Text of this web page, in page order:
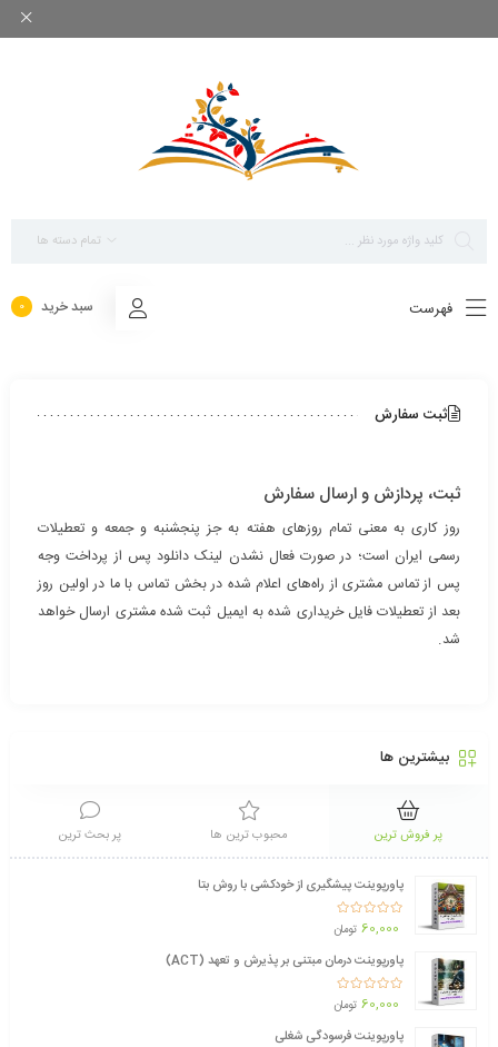
تمام دسته ها
سبد خرید 0 فهرست
ثبت سفارش
ثبت، پردازش و ارسال سفارش
روز کاری به معنی تمام روزهای هفته به جز پنجشنبه و جمعه و تعطیلات
رسمی ایران است؛ در صورت فعال نشدن لینک دانلود پس از پرداخت وجه
پس از تماس مشتری از راه‌های اعلام شده در بخش تماس با ما در اولین روز
بعد از تعطیلات فایل خریداری شده به ایمیل ثبت شده مشتری ارسال خواهد
شد.
بیشترین ها
پر فروش ترین محبوب ترین ها پر بحث ترین
پاورپوینت پیشگیری از خودکشی با روش بتا
2.59 از 5 60,000 تومان
پاورپوینت درمان مبتنی بر پذیرش و تعهد (ACT)
2.43 از 5 60,000 تومان
پاورپوینت فرسودگی شغلی